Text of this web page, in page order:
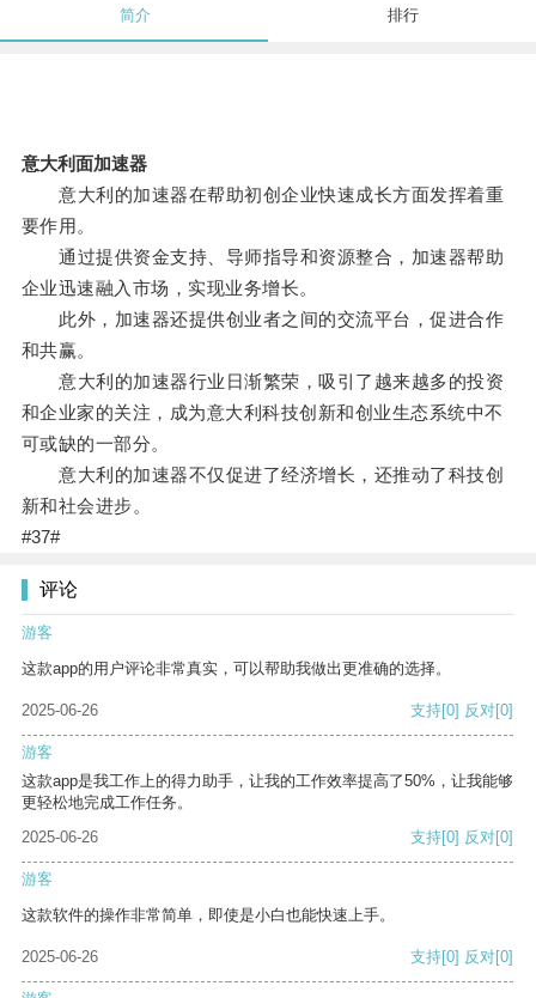
简介 排行
意大利面加速器
意大利的加速器在帮助初创企业快速成长方面发挥着重
要作用。
通过提供资金支持、导师指导和资源整合，加速器帮助
企业迅速融入市场，实现业务增长。
此外，加速器还提供创业者之间的交流平台，促进合作
和共赢。
意大利的加速器行业日渐繁荣，吸引了越来越多的投资
和企业家的关注，成为意大利科技创新和创业生态系统中不
可或缺的一部分。
意大利的加速器不仅促进了经济增长，还推动了科技创
新和社会进步。
#37#
评论
游客
这款app的用户评论非常真实，可以帮助我做出更准确的选择。
2025-06-26 支持[0] 反对[0]
游客
这款app是我工作上的得力助手，让我的工作效率提高了50%，让我能够
更轻松地完成工作任务。
2025-06-26
支持[0] 反对[0]
游客
这款软件的操作非常简单，即使是小白也能快速上手。
2025-06-26 支持[0] 反对[0]